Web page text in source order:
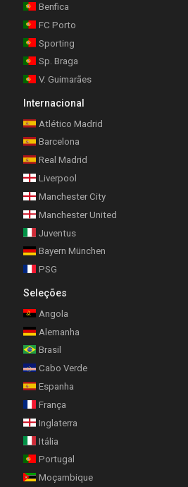
Benfica
FC Porto
Sporting
Sp. Braga
V. Guimarães
Internacional
Atlético Madrid
Barcelona
Real Madrid
Liverpool
Manchester City
Manchester United
Juventus
Bayern München
PSG
Seleções
Angola
Alemanha
Brasil
Cabo Verde
Espanha
França
Inglaterra
Itália
Portugal
Moçambique